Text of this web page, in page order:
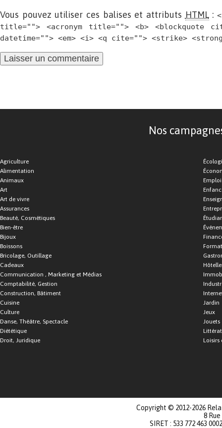
Vous pouvez utiliser ces balises et attributs HTML:
title=""> <acronym title=""> <b> <blockquote
datetime=""> <em> <i> <q cite=""> <strike>
Nos
Agriculture
Alimentation
Animaux
Art
Art de vivre
Assurances
Beauté, Cosmétiques
Bien-être
Bijoux
Boissons
Bricolage, Outillage
Cadeaux
Communication , Marketing et Médias
Comptabilité, Gestion
Construction, Bâtiment
Cuisine
Culture
Danse, Théâtre, Spectacle
Diététique
Droit, Juridique
Emploi
Jardin
Jeux
Jouets
Loisirs
Copyright © 2012-2026
8
SIRET : 533 772 463